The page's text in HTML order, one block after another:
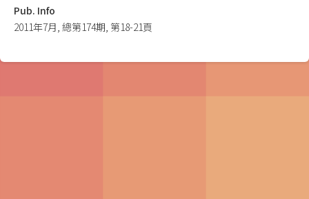
Pub. Info
2011年7月, 總第174期, 第18-21頁